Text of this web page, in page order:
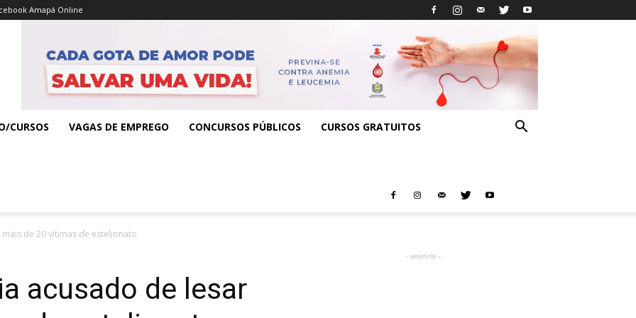
Amapá Online
CURSOS VAGAS DE EMPREGO CONCURSOS PÚBLICOS CURSOS GRATUITOS
de 20 vítimas de estelionato
acusado de lesar
- anuncio -